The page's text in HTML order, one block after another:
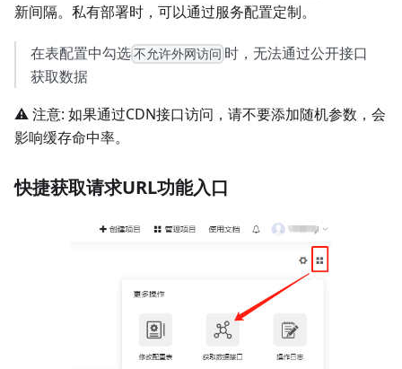
新间隔。私有部署时，可以通过服务配置定制。
在表配置中勾选不允许外网访问 时，无法通过公开接口
获取数据
⚠️ 注意: 如果通过CDN接口访问，请不要添加随机参数，会
影响缓存命中率。
快捷获取请求URL功能入口